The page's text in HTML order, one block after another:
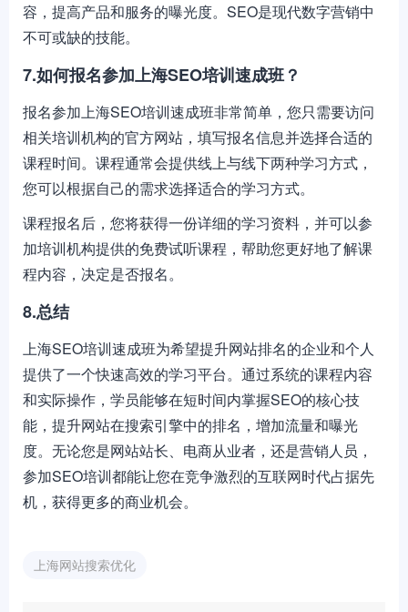
容，提高产品和服务的曝光度。SEO是现代数字营销中
不可或缺的技能。
7.如何报名参加上海SEO培训速成班？
报名参加上海SEO培训速成班非常简单，您只需要访问
相关培训机构的官方网站，填写报名信息并选择合适的
课程时间。课程通常会提供线上与线下两种学习方式，
您可以根据自己的需求选择适合的学习方式。
课程报名后，您将获得一份详细的学习资料，并可以参
加培训机构提供的免费试听课程，帮助您更好地了解课
程内容，决定是否报名。
8.总结
上海SEO培训速成班为希望提升网站排名的企业和个人
提供了一个快速高效的学习平台。通过系统的课程内容
和实际操作，学员能够在短时间内掌握SEO的核心技
能，提升网站在搜索引擎中的排名，增加流量和曝光
度。无论您是网站站长、电商从业者，还是营销人员，
参加SEO培训都能让您在竞争激烈的互联网时代占据先
机，获得更多的商业机会。
上海网站搜索优化